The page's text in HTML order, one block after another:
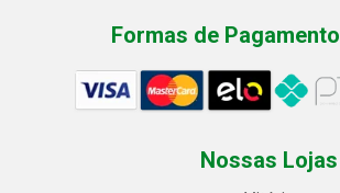
Formas de Pagamento
Nossas Lojas